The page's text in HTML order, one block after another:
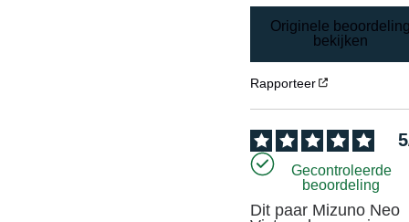
Originele
bekijken
Rapporteer
5
Gecontroleerde
beoordeling
Dit paar Mizuno Neo